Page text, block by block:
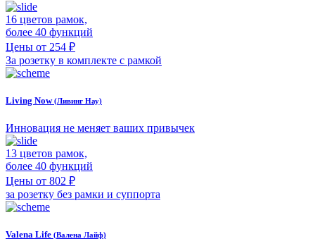
16 цветов рамок,
более 40 функций
Цены от 254 ₽
За розетку в комплекте с рамкой
Living Now(Ливинг Нау)
Инновация не меняет ваших привычек
13 цветов рамок,
более 40 функций
Цены от 802 ₽
за розетку без рамки и суппорта
Valena Life (Валена Лайф)